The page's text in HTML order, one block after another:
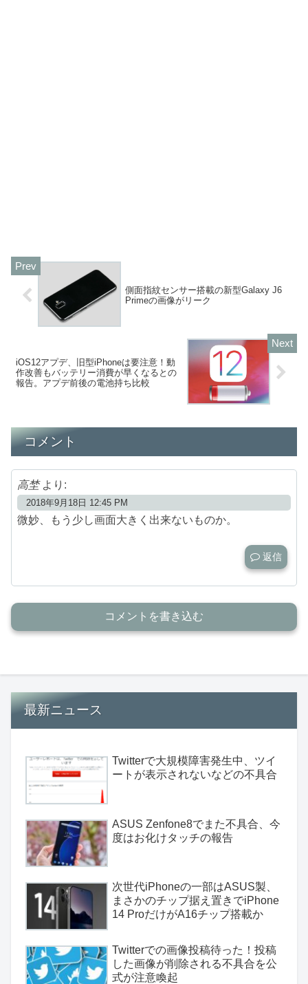
側面指紋センサー搭載の新型Galaxy J6
Primeの画像がリーク
iOS12アプデ、旧型iPhoneは要注意！動
作改善もバッテリー消費が早くなるとの
報告。アプデ前後の電池持ち比較
コメント
高埜 より:
2018年9月18日 12:45 PM
微妙、もう少し画面大きく出来ないものか。
返信
コメントを書き込む
最新ニュース
Twitterで大規模障害発生中、ツイ
ートが表示されないなどの不具合
ASUS Zenfone8でまた不具合、今
度はお化けタッチの報告
次世代iPhoneの一部はASUS製、
まさかのチップ据え置きでiPhone
14 ProだけがA16チップ搭載か
Twitterでの画像投稿待った！投稿
した画像が削除される不具合を公
式が注意喚起